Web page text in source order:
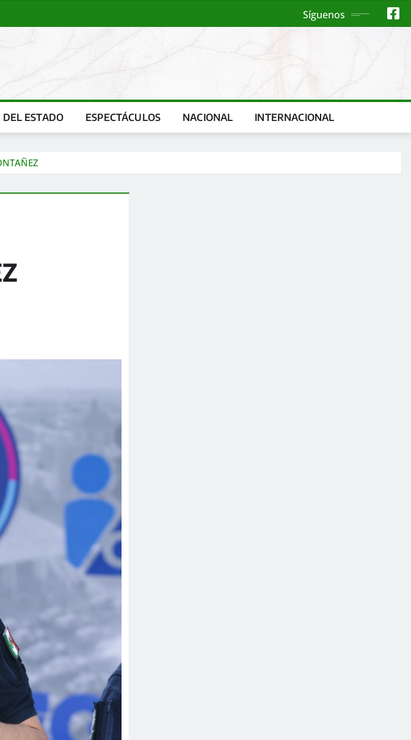
Síguenos
DEL ESTADO ESPECTÁCULOS NACIONAL INTERNACIONAL